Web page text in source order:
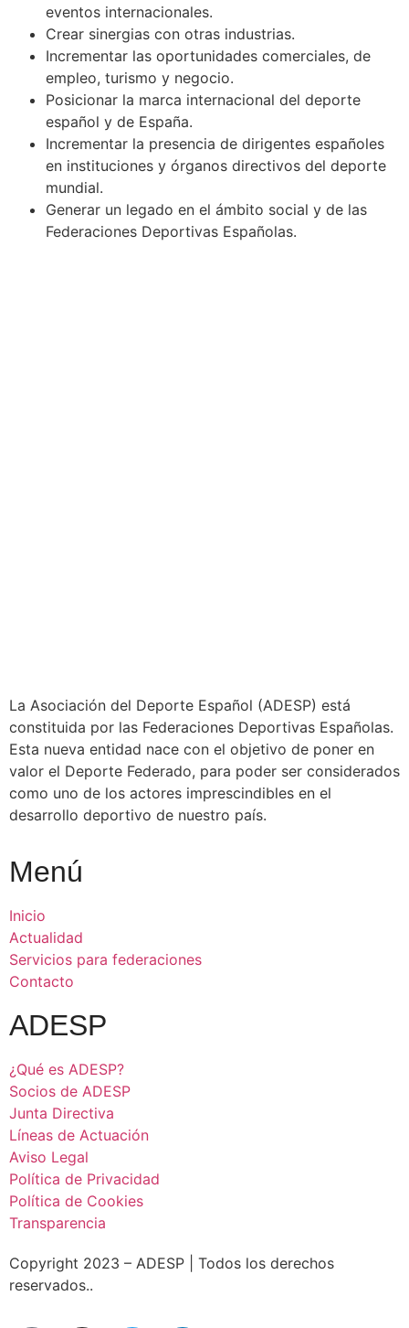
eventos internacionales.
Crear sinergias con otras industrias.
Incrementar las oportunidades comerciales, de
empleo, turismo y negocio.
Posicionar la marca internacional del deporte
español y de España.
Incrementar la presencia de dirigentes españoles
en instituciones y órganos directivos del deporte
mundial.
Generar un legado en el ámbito social y de las
Federaciones Deportivas Españolas.
La Asociación del Deporte Español (ADESP) está
constituida por las Federaciones Deportivas Españolas.
Esta nueva entidad nace con el objetivo de poner en
valor el Deporte Federado, para poder ser considerados
como uno de los actores imprescindibles en el
desarrollo deportivo de nuestro país.
Menú
Inicio
Actualidad
Servicios para federaciones
Contacto
ADESP
¿Qué es ADESP?
Socios de ADESP
Junta Directiva
Líneas de Actuación
Aviso Legal
Política de Privacidad
Política de Cookies
Transparencia
Copyright 2023 – ADESP | Todos los derechos
reservados..